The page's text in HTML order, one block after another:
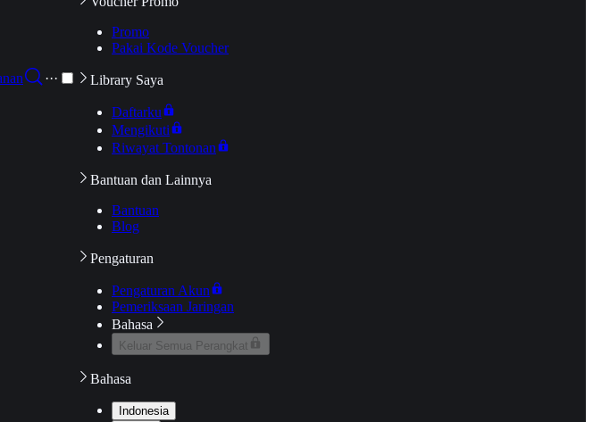
···
Promo
Pakai Kode Voucher
Library Saya
Daftarku
Mengikuti
Riwayat Tontonan
Bantuan dan Lainnya
Bantuan
Blog
Pengaturan
Pengaturan Akun
Pemeriksaan Jaringan
Bahasa
Keluar Semua Perangkat
Bahasa
Indonesia